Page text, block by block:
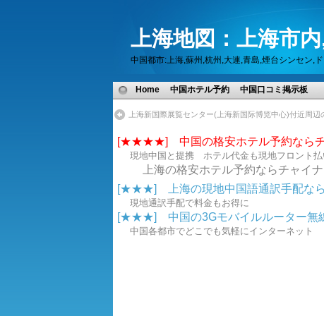
上海地図：上海市
中国都市:上海,蘇州,杭州,大連,青島,煙台シンセン,
Home 中国ホテル予約 中国口コミ掲示板
上海新国際展覧センター(上海新国际博览中心)付近周辺
[★★★★] 中国の格安ホテル予約ならチ
現地中国と提携 ホテル代金も現地フロント払
上海の格安ホテル予約ならチャイ
[★★★] 上海の現地中国語通訳手配な
現地通訳手配で料金もお得に
[★★★] 中国の3Gモバイルルーター無
中国各都市でどこでも気軽にインターネッ